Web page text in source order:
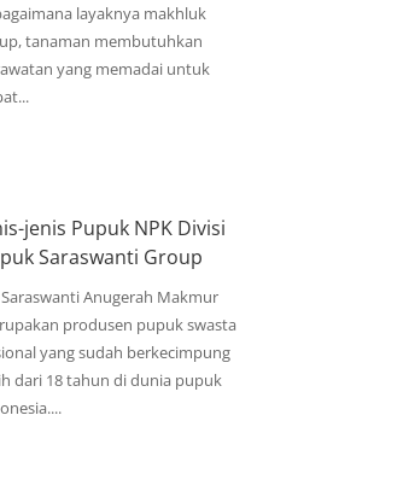
layaknya makhluk
tanaman membutuhkan
yang memadai untuk
jenis Pupuk NPK Divisi
Saraswanti Group
Saraswanti Anugerah Makmur
produsen pupuk swasta
yang sudah berkecimpung
dari 18 tahun di dunia pupuk